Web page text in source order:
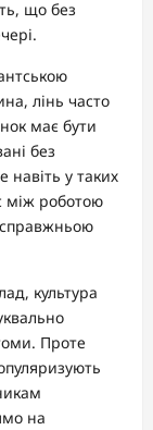
що без
лінь часто
має бути
без
навіть у таких
між роботою
культура
Проте
на